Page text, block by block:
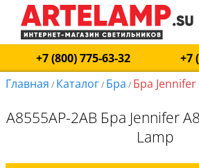
+7 (800) 775-63-32
+7
Главная / Каталог/ Бра / Бра Jennifer
A8555AP-2AB Бра Jennifer
Lamp